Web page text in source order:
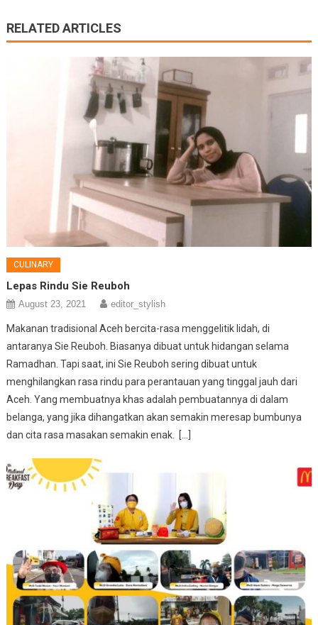
RELATED ARTICLES
CULINARY
Lepas Rindu Sie Reuboh
August 23, 2021 editor_stylish
Makanan tradisional Aceh bercita-rasa menggelitik lidah, di
antaranya Sie Reuboh. Biasanya dibuat untuk hidangan selama
Ramadhan. Tapi saat, ini Sie Reuboh sering dibuat untuk
menghilangkan rasa rindu para perantauan yang tinggal jauh dari
Aceh. Yang membuatnya khas adalah pembuatannya di dalam
belanga, yang jika dihangatkan akan semakin meresap bumbunya
dan cita rasa masakan semakin enak. […]